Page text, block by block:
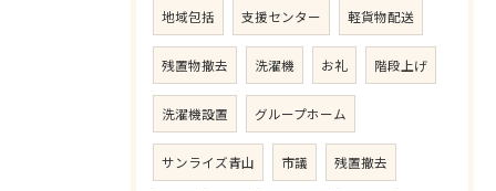
地域包括 支援センター 軽貨物配送
残置物撤去 洗濯機 お礼 階段上げ
洗濯機設置 グループホーム
サンライズ青山 市議 残置撤去